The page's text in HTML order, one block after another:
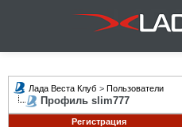
Лада Веста Клуб > Пользователи
Профиль slim777
Регистрация